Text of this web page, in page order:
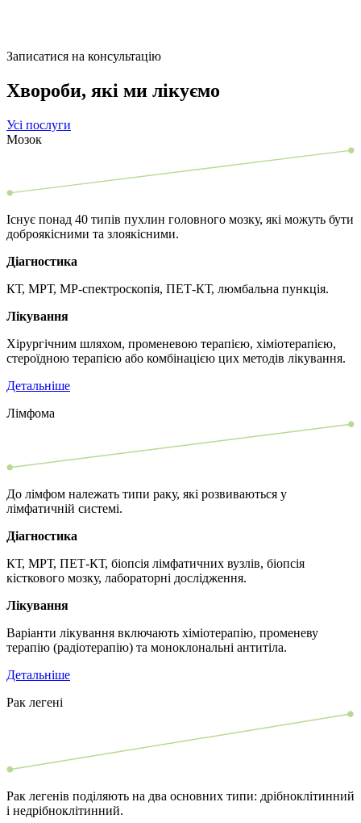
Записатися на консультацію
Хвороби, які ми лікуємо
Усі послуги
Мозок
Існує понад 40 типів пухлин головного мозку, які можуть бути
доброякісними та злоякісними.
Діагностика
КТ, МРТ, МР-спектроскопія, ПЕТ-КТ, люмбальна пункція.
Лікування
Хірургічним шляхом, променевою терапією, хіміотерапією,
стероїдною терапією або комбінацією цих методів лікування.
Детальніше
Лімфома
До лімфом належать типи раку, які розвиваються у
лімфатичній системі.
Діагностика
КТ, МРТ, ПЕТ-КТ, біопсія лімфатичних вузлів, біопсія
кісткового мозку, лабораторні дослідження.
Лікування
Варіанти лікування включають хіміотерапію, променеву
терапію (радіотерапію) та моноклональні антитіла.
Детальніше
Рак легені
Рак легенів поділяють на два основних типи: дрібноклітинний
і недрібноклітинний.